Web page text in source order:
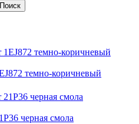
Поиск
темно-коричневый
черная смола